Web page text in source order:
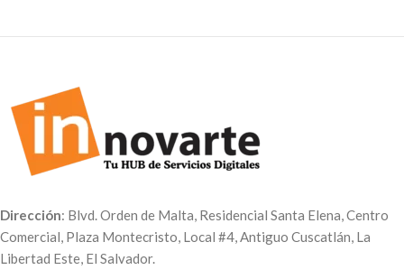
Dirección: Blvd. Orden de Malta, Residencial Santa Elena, Centro
Comercial, Plaza Montecristo, Local #4, Antiguo Cuscatlán, La
Libertad Este, El Salvador.